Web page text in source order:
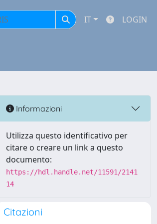
IT LOGIN
Informazioni
Utilizza questo identificativo per
citare o creare un link a questo
documento:
https://hdl.handle.net/11591/2141
14
Citazioni